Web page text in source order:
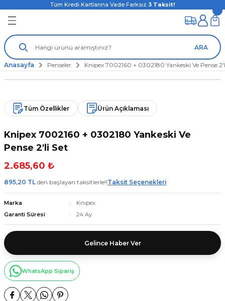
Tüm Kredi Kartlarına Vade Farksız 3 Taksit!
ARA
Anasayfa Penseler Knipex 7002160 + 0302180 Yankeski Ve Pense
Tüm Özellikler Ürün Açıklaması
Knipex 7002160 + 0302180 Yankeski Ve
Pense 2'li Set
2.685,60 ₺
895,20 TL den başlayan taksitlerle!!Taksit Seçenekleri
Marka
Knıpex
Garanti Süresi
24 Ay
Gelince Haber Ver
WhatsApp Sipariş